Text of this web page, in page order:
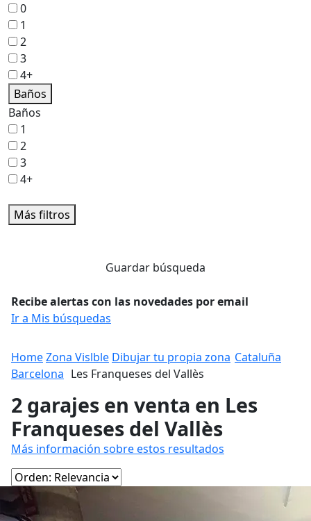
0
1
2
3
4+
Baños
Baños
1
2
3
4+
Más filtros
Guardar búsqueda
Recibe alertas con las novedades por email
Ir a Mis búsquedas
HomeZona Vislble Dibujar tu propia zona Cataluña
Barcelona Les Franqueses del Vallès
2 garajes en venta en Les
Franqueses del Vallès
Más información sobre estos resultados